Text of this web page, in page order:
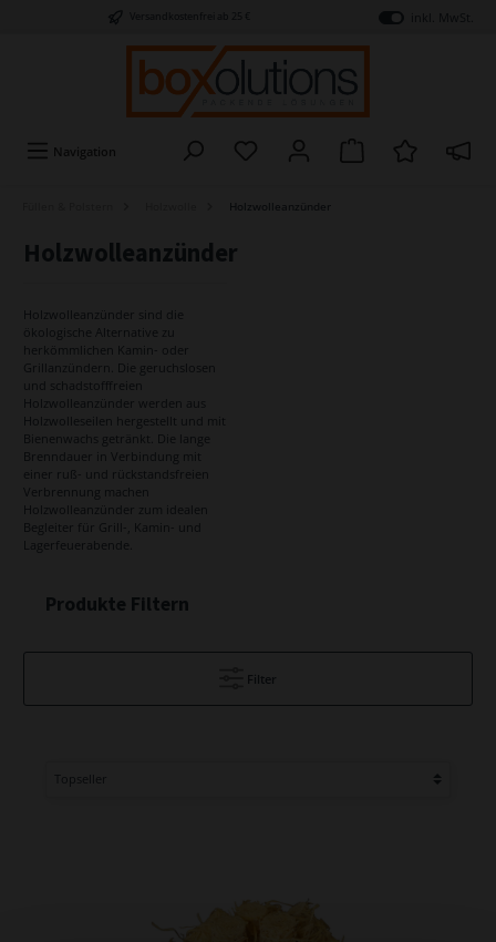
Navigation
Holzwolleanzünder
Holzwolleanzünder
Holzwolleanzünder sind die
ökologische Alternative zu
herkömmlichen Kamin- oder
Grillanzündern. Die geruchslosen
und schadstofffreien
Holzwolleanzünder werden aus
Holzwolleseilen hergestellt und mit
Bienenwachs getränkt. Die lange
Brenndauer in Verbindung mit
einer ruß- und rückstandsfreien
Verbrennung machen
Holzwolleanzünder zum idealen
Begleiter für Grill-, Kamin- und
Lagerfeuerabende.
Produkte Filtern
Filter